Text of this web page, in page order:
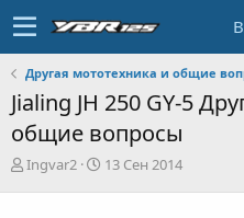
Другая мототехника и общие
Jialing JH 250 GY-5
общие вопросы
А
Ingvar2
Д13 Сен 2014